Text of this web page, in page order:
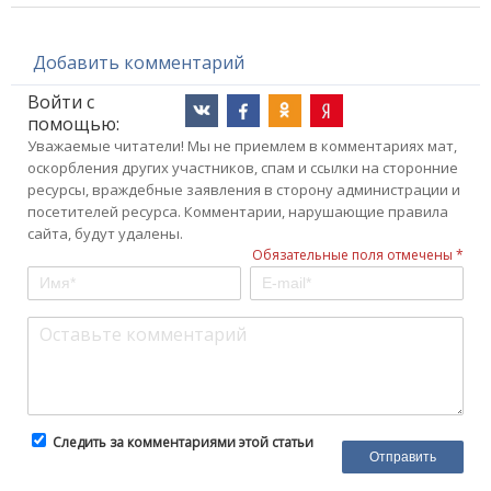
Добавить комментарий
Войти с
помощью:
Уважаемые читатели! Мы не приемлем в комментариях мат,
оскорбления других участников, спам и ссылки на сторонние
ресурсы, враждебные заявления в сторону администрации и
посетителей ресурса. Комментарии, нарушающие правила
сайта, будут удалены.
Обязательные поля отмечены *
Следить за комментариями этой статьи